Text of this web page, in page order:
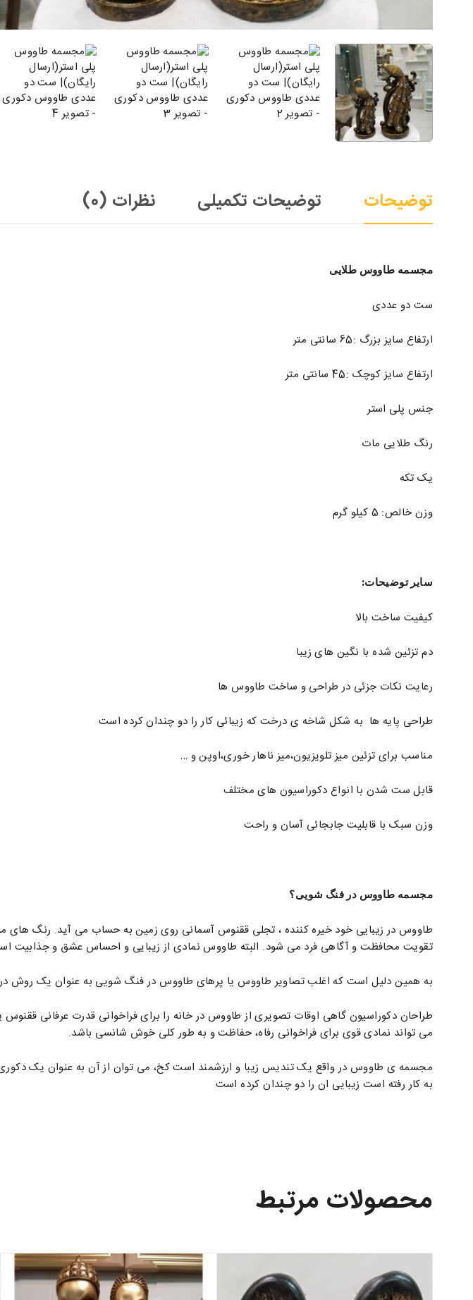
توضیحات توضیحات تکمیلی نظرات (0)
مجسمه طاووس طلایی
ست دو عددی
ارتفاع سایز بزرگ :65 سانتی متر
ارتفاع سایز کوچک :45 سانتی متر
جنس پلی استر
رنگ طلایی مات
یک تکه
وزن خالص: 5 کیلو گرم
سایر توضیحات:
کیفیت ساخت بالا
دم تزئین شده با نگین های زیبا
رعایت نکات جزئی در طراحی و ساخت طاووس ها
طراحی پایه ها به شکل شاخه ی درخت که زیبائی کار را دو چندان کرده است
مناسب برای تزئین میز تلویزیون،میز ناهار خوری،اوپن و …
قابل ست شدن با انواع دکوراسیون های مختلف
وزن سبک با قابلیت جابجائی آسان و راحت
مجسمه طاووس در فنگ شویی؟
طاووس در زیبایی خود خیره کننده ، تجلی ققنوس آسمانی روی زمین به حساب می آید. رنگ
تقویت محافظت و آگاهی فرد می شود. البته طاووس نمادی از زیبایی و احساس عشق و جذابیت
به همین دلیل است که اغلب تصاویر طاووس یا پرهای طاووس در فنگ شویی به عنوان یک روش
طراحان دکوراسیون گاهی اوقات تصویری از طاووس در خانه را برای فراخوانی قدرت عرفانی
می تواند نمادی قوی برای فراخوانی رفاه، حفاظت و به طور کلی خوش شانسی باشد.
مجسمه ی طاووس در واقع یک تندیس زیبا و ارزشمند است کخ، می توان از آن به عنوان یک
به کار رفته است زیبایی ان را دو چندان کرده است
محصولات مرتبط